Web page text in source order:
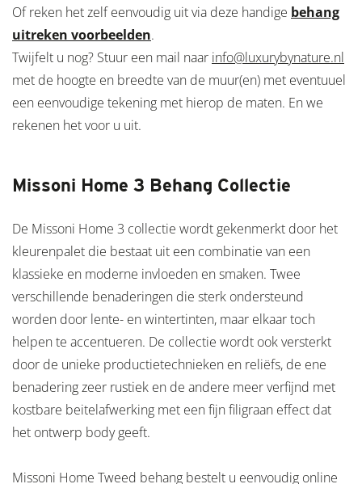
Of reken het zelf eenvoudig uit via deze handige behang
uitreken voorbeelden.
Twijfelt u nog? Stuur een mail naar info@luxurybynature.nl
met de hoogte en breedte van de muur(en) met eventuuel
een eenvoudige tekening met hierop de maten. En we
rekenen het voor u uit.
Missoni Home 3 Behang Collectie
De Missoni Home 3 collectie wordt gekenmerkt door het
kleurenpalet die bestaat uit een combinatie van een
klassieke en moderne invloeden en smaken. Twee
verschillende benaderingen die sterk ondersteund
worden door lente- en wintertinten, maar elkaar toch
helpen te accentueren. De collectie wordt ook versterkt
door de unieke productietechnieken en reliëfs, de ene
benadering zeer rustiek en de andere meer verfijnd met
kostbare beitelafwerking met een fijn filigraan effect dat
het ontwerp body geeft.
Missoni Home Tweed behang bestelt u eenvoudig online